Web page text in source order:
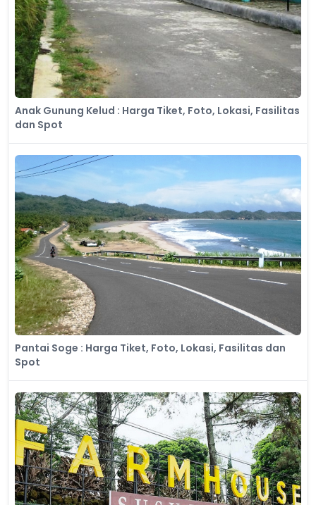
Anak Gunung Kelud : Harga Tiket, Foto, Lokasi, Fasilitas
dan Spot
Pantai Soge : Harga Tiket, Foto, Lokasi, Fasilitas dan
Spot